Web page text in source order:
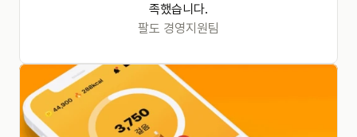
족했습니다.
팔도 경영지원팀